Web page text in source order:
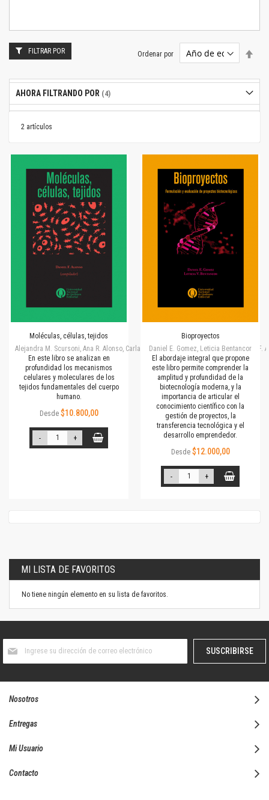
2 artículos
Ordenar por
Moléculas, células, tejidos
Alejandra M. Scursoni, Ana R. Alonso, Carla S. Capobianco, Daniel E. Gomez, Daniel
En este libro se analizan en
profundidad los mecanismos
celulares y moleculares de los
tejidos fundamentales del cuerpo
humano.
Desde $10.800,00
- +
Bioproyectos
Daniel E. Gomez, Leticia Bentancor
El abordaje integral que propone
este libro permite comprender la
amplitud y profundidad de la
biotecnología moderna, y la
importancia de articular el
conocimiento científico con la
gestión de proyectos, la
transferencia tecnológica y el
desarrollo emprendedor.
Desde $12.000,00
- +
FILTRAR POR
AHORA FILTRANDO POR
MI LISTA DE FAVORITOS
No tiene ningún elemento en su lista de favoritos.
boletín
SUSCRIBIRSE
Nosotros
Entregas
Mi Usuario
Contacto